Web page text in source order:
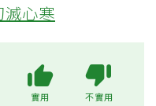
滅心寒
實用 不實用